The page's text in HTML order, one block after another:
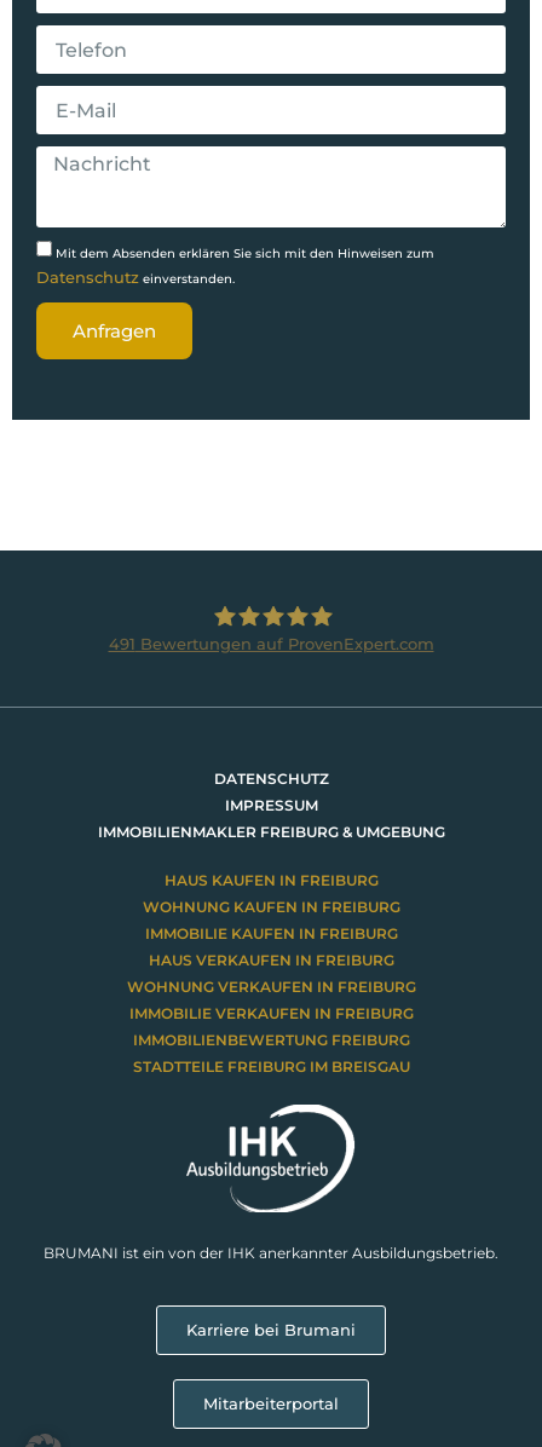
Mit dem Absenden erklären Sie sich mit den Hinweisen zum
Datenschutz einverstanden.
Anfragen
491 Bewertungen auf ProvenExpert.com
DATENSCHUTZ
IMPRESSUM
IMMOBILIENMAKLER FREIBURG & UMGEBUNG
HAUS KAUFEN IN FREIBURG
WOHNUNG KAUFEN IN FREIBURG
IMMOBILIE KAUFEN IN FREIBURG
HAUS VERKAUFEN IN FREIBURG
WOHNUNG VERKAUFEN IN FREIBURG
IMMOBILIE VERKAUFEN IN FREIBURG
IMMOBILIENBEWERTUNG FREIBURG
STADTTEILE FREIBURG IM BREISGAU
BRUMANI ist ein von der IHK anerkannter Ausbildungsbetrieb.
Karriere bei Brumani
Mitarbeiterportal